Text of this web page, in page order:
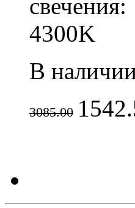
свечения:
4300K
В
3085.00